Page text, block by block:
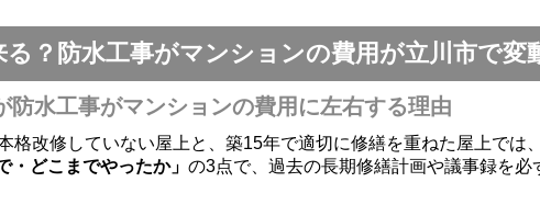
？防水工事がマンションの費用が立川市で変
防水工事がマンションの費用に左右する理由
格改修していない屋上と、築15年で適切に修繕を重ねた屋上では
・どこまでやったか」 の3点で、過去の長期修繕計画や議事録を必